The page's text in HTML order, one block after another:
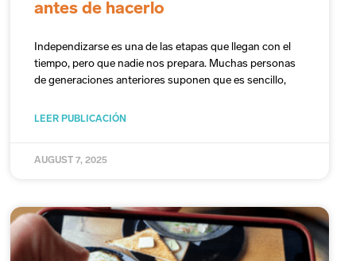
antes de hacerlo
Independizarse es una de las etapas que llegan con el
tiempo, pero que nadie nos prepara. Muchas personas
de generaciones anteriores suponen que es sencillo,
LEER PUBLICACIÓN
AUGUST 7, 2025